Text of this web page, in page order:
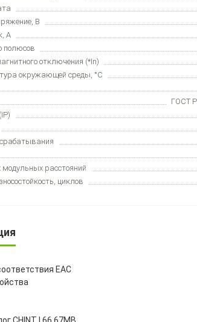
В
А
полюсов
отключения (*In)
окружающей среды, °C
ГОСТ
расстояний
циклов
ЕАС
CHINT | 66.67MB